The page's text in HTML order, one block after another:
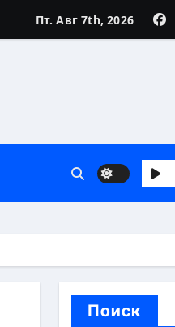
Пт. Авг 7th, 2026
Поиск